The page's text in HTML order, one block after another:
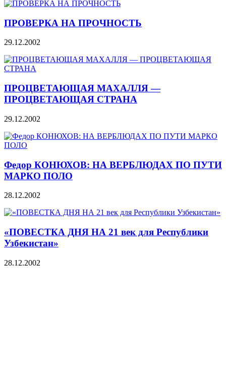
ПРОВЕРКА НА ПРОЧНОСТЬ
29.12.2002
ПРОЦВЕТАЮЩАЯ МАХАЛЛЯ —
ПРОЦВЕТАЮЩАЯ СТРАНА
29.12.2002
Федор КОНЮХОВ: НА ВЕРБЛЮДАХ ПО ПУТИ
МАРКО ПОЛО
28.12.2002
«ПОВЕСТКА ДНЯ НА 21 век для Республики
Узбекистан»
28.12.2002